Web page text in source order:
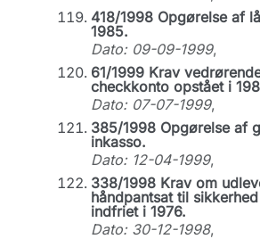
418/1998 Opgørelse af
1985.
Dato: 09-09-1999,
61/1999 Krav
checkkonto opstået i
Dato: 07-07-1999,
385/1998 Opgørelse af
inkasso.
Dato: 12-04-1999,
338/1998 Krav om
håndpantsat til
indfriet i 1976.
Dato: 30-12-1998,